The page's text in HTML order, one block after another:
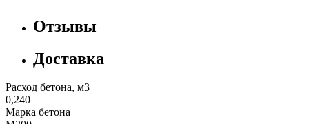
Отзывы
Доставка
Расход бетона, м3
0,240
Марка бетона